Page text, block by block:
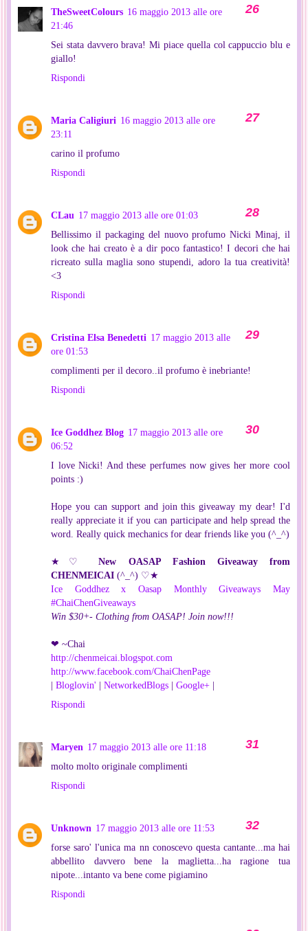
TheSweetColours 16 maggio 2013 alle ore
21:46
Sei stata davvero brava! Mi piace quella col cappuccio blu e
giallo!
Rispondi
Maria Caligiuri 16 maggio 2013 alle ore
23:11
carino il profumo
Rispondi
CLau 17 maggio 2013 alle ore 01:03
Bellissimo il packaging del nuovo profumo Nicki Minaj, il
look che hai creato è a dir poco fantastico! I decori che hai
ricreato sulla maglia sono stupendi, adoro la tua creatività!
<3
Rispondi
Cristina Elsa Benedetti 17 maggio 2013 alle
ore 01:53
complimenti per il decoro..il profumo è inebriante!
Rispondi
Ice Goddhez Blog 17 maggio 2013 alle ore
06:52
I love Nicki! And these perfumes now gives her more cool
points :)
Hope you can support and join this giveaway my dear! I'd
really appreciate it if you can participate and help spread the
word. Really quick mechanics for dear friends like you (^_^)
★♡New OASAP Fashion Giveaway from
CHENMEICAI (^_^) ♡★
Ice Goddhez x Oasap Monthly Giveaways May
#ChaiChenGiveaways
Win $30+- Clothing from OASAP! Join now!!!
❤ ~Chai
http://chenmeicai.blogspot.com
http://www.facebook.com/ChaiChenPage
| Bloglovin' | NetworkedBlogs | Google+ |
Rispondi
Maryen 17 maggio 2013 alle ore 11:18
molto molto originale complimenti
Rispondi
Unknown 17 maggio 2013 alle ore 11:53
forse saro' l'unica ma nn conoscevo questa cantante...ma hai
abbellito davvero bene la maglietta...ha ragione tua
nipote...intanto va bene come pigiamino
Rispondi